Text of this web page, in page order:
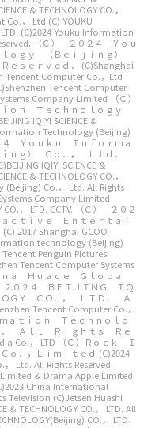
& TECHNOLOGY CO.，
Co.， Ltd (C) YOUKU
(C)2024 Youku Information
（Ｃ） ２０２４ Ｙｏｕ
ｏｇｙ （Ｂｅｉｊｉｎｇ）
ｓｅｒｖｅｄ． (C)Shanghai
Tencent Computer Co.，Ltd
Tencent Computer
Company Limited
（Ｃ）
ｏｎ Ｔｅｃｈｎｏｌｏｇｙ
IQIYI SCIENCE &
Technology (Beijing)
４ Ｙｏｕｋｕ Ｉｎｆｏｒｍａ
ｉｎｇ） Ｃｏ．， Ｌｔｄ．
IQIYI SCIENCE &
& TECHNOLOGY CO.，
Co.， Ltd. All Rights
Company Limited
， LTD. CCTV.
（Ｃ） ２０２
ｃｔｉｖｅ Ｅｎｔｅｒｔａｉ
(C) 2017 Shanghai GCOO
technology (Beijing)
Penguin Pictures
Tencent Computer Systems
ａ Ｈｕａｃｅ Ｇｌｏｂａ
２０２４ ＢＥＩＪＩＮＧ ＩＱ
ＧＹ ＣＯ．， ＬＴＤ． Ａ
Tencent Computer Co.，
ａｔｉｏｎ Ｔｅｃｈｎｏｌｏ
Ａｌｌ Ｒｉｇｈｔｓ Ｒｅ
Co.， LTD
（Ｃ）Ｒｏｃｋ Ｉ
ｏ．，Ｌｉｍｉｔｅｄ (C)2024
Ltd. All Rights Reserved.
& Drama Apple Limited
China International
Television (C)Jetsen Huashi
& TECHNOLOGY CO.， LTD. All
CO.， LTD.